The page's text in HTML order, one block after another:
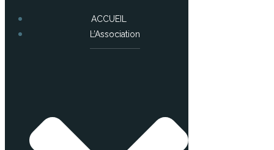
ACCUEIL
L’Association